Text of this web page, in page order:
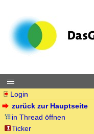
Login
zurück zur Hauptseite
in Thread öffnen
Ticker